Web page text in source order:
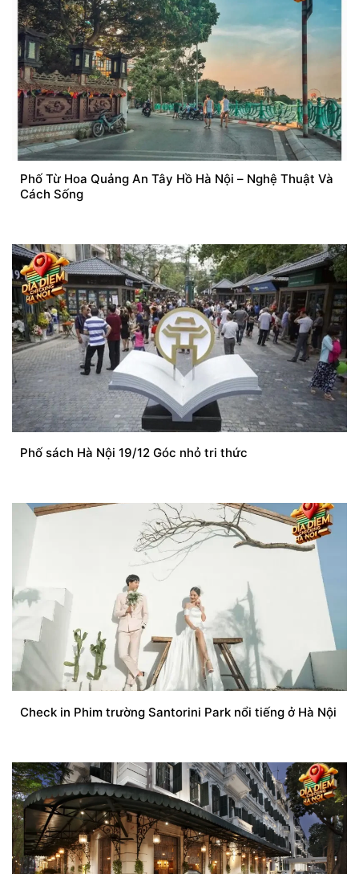
Phố Từ Hoa Quảng An Tây Hồ Hà Nội – Nghệ Thuật Và
Cách Sống
Phố sách Hà Nội 19/12 Góc nhỏ tri thức
Check in Phim trường Santorini Park nổi tiếng ở Hà Nội